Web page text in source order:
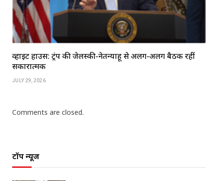
व्हाइट हाउस: ट्रंप की जेलेंस्की-नेतन्याहू से अलग-अलग बैठकें रहीं
सकारात्मक
JULY 29, 2026
Comments are closed.
टॉप न्यूज